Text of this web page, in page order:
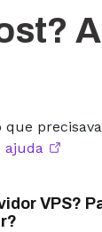
ajuda
VPS?